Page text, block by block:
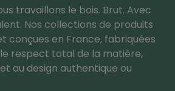
travaillons le bois. Brut. Avec
Nos collections de produits
conçues en France, fabriquées
respect total de la matière,
au design authentique ou